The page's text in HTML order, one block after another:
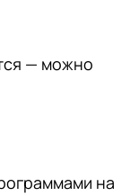
— можно
на